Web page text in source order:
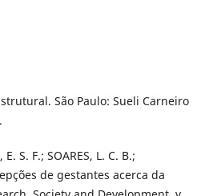
São Paulo: Sueli Carneiro
E. S. F.; SOARES, L. C. B.;
de gestantes acerca da